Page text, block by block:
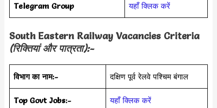
Telegram Group यहाँ क्लिक करें
South Eastern Railway Vacancies Criteria
(रिक्तियां और पात्रता):-
विभाग का नाम:- दक्षिण पूर्व रेलवे पश्चिम बंगाल
Top Govt Jobs:- यहाँ क्लिक करें